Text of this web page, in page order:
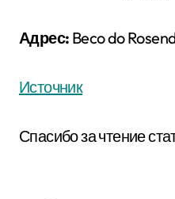
Адрес: Beco do
Источник
Спасибо за чтение